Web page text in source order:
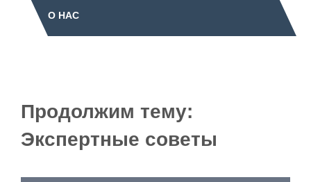
О НАС
Продолжим тему:
Экспертные советы